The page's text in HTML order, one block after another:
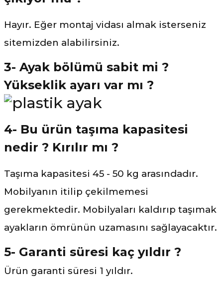
Hayır. Eğer montaj vidası almak isterseniz
sitemizden alabilirsiniz.
3- Ayak bölümü sabit mi ?
Yükseklik ayarı var mı ?
4- Bu ürün taşıma kapasitesi
nedir ? Kırılır mı ?
Taşıma kapasitesi 45 - 50 kg arasındadır.
Mobilyanın itilip çekilmemesi
gerekmektedir. Mobilyaları kaldırıp taşımak
ayakların ömrünün uzamasını sağlayacaktır.
5- Garanti süresi kaç yıldır ?
Ürün garanti süresi 1 yıldır.